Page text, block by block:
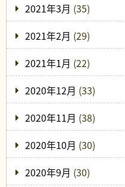
2021年3月 (35)
2021年2月 (29)
2021年1月 (22)
2020年12月 (33)
2020年11月 (38)
2020年10月 (30)
2020年9月 (30)